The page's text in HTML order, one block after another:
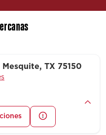
TX 75150